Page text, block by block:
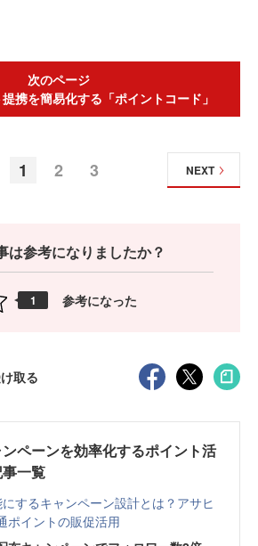
次のページ
携を簡易化する「ポイントコード」
1 2 3 NEXT
は参考になりましたか？
1 参考になった
取る
ペーンを効率化するポイント活
一覧
するキャンペーン設計とは？アサヒ
ポイントの販促活用